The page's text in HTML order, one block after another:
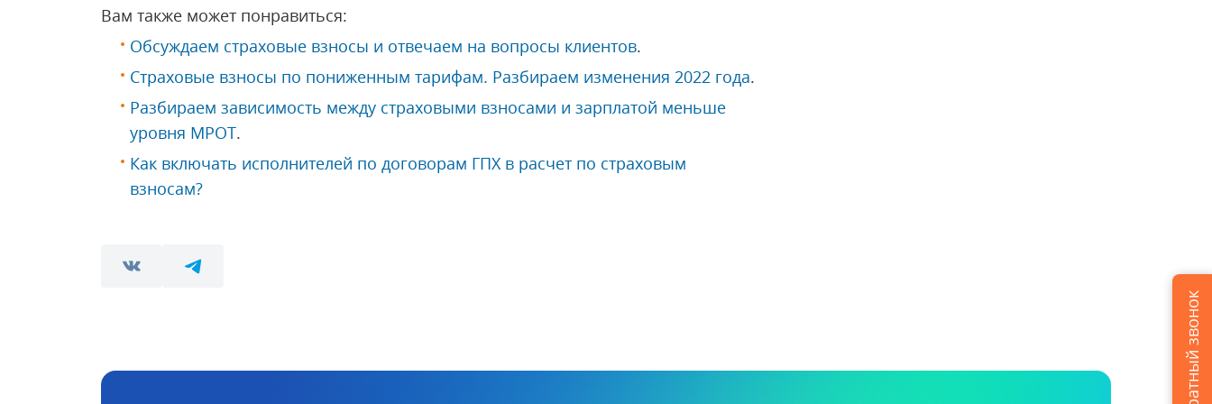
Вам также может понравиться:
Обсуждаем страховые взносы и отвечаем на вопросы клиентов.
Страховые взносы по пониженным тарифам. Разбираем изменения 2022 года.
Разбираем зависимость между страховыми взносами и зарплатой меньше
уровня МРОТ.
Как включать исполнителей по договорам ГПХ в расчет по страховым
взносам?